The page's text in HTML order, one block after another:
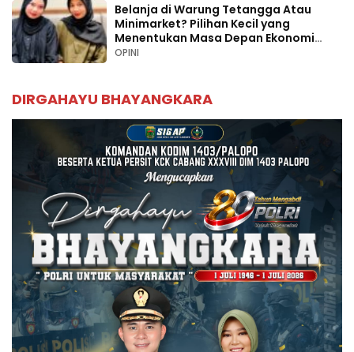
Belanja di Warung Tetangga Atau
Minimarket? Pilihan Kecil yang
Menentukan Masa Depan Ekonomi
Palopo
OPINI
DIRGAHAYU BHAYANGKARA